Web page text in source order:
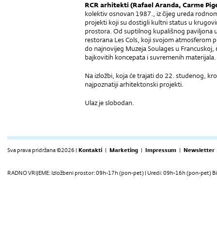
RCR arhitekti (Rafael Aranda, Carme
kolektiv osnovan 1987., iz čijeg ureda
projekti koji su dostigli kultni status u
prostora. Od suptilnog kupališnog paviljona
restorana Les Cols, koji svojom atmosferom
do najnovijeg Muzeja Soulages u
bajkovitih koncepata i suvremenih materijala.
Na izložbi, koja će trajati do 22. studenog,
najpoznatiji arhitektonski projekti.
Ulaz je slobodan.
Sva prava pridržana ©2026 | Kontakti | Marketing | Impressum | Newsletter
RADNO VRIJEME: Izložbeni prostor: 09h-17h (pon-pet) | Uredi: 09h-16h (pon-pet)